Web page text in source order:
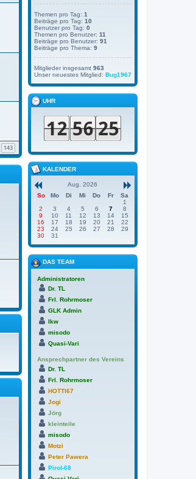
143
Themen pro Tag: 1
Beiträge pro Tag: 10
Benutzer pro Tag: 0
Themen pro Benutzer: 11
Beiträge pro Benutzer: 91
Beiträge pro Thema: 9
Mitglieder insgesamt 963
Unser neuestes Mitglied: Bug1967
UHR
KALENDER
Aug. 2026
So
Mo Di Mi Do Fr
Sa
1
2
3 4 5 6 7
8
9
10 11 12 13 14
15
16
17 18 19 20 21
22
23
24 25 26 27 28
29
30
31
DAS TEAM
Administratoren
Dr. TL
Frl. Rohrmoser
GLK Admin
lkw
misodo
Quasi-Vari
Ansprechpartner des Vereins
Dr. TL
Frl. Rohrmoser
HOTTI67
Jogi
Jörg
kleinteile
misodo
Motzi
Peter Pawera
Pirol-68